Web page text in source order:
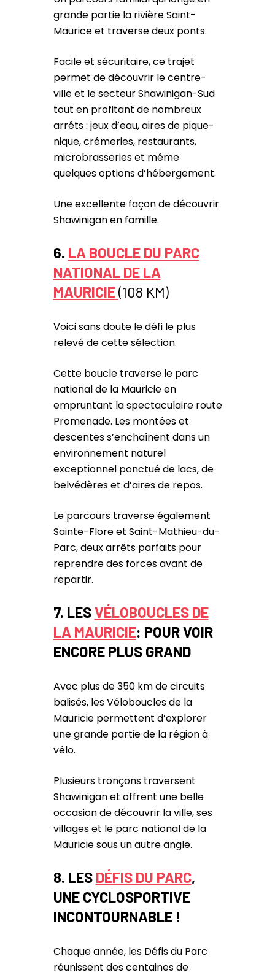
grande partie la rivière Saint-
Maurice et traverse deux ponts.
Facile et sécuritaire, ce trajet
permet de découvrir le centre-
ville et le secteur Shawinigan-Sud
tout en profitant de nombreux
arrêts : jeux d’eau, aires de pique-
nique, crémeries, restaurants,
microbrasseries et même
quelques options d’hébergement.
Une excellente façon de découvrir
Shawinigan en famille.
6. LA BOUCLE DU PARC
NATIONAL DE LA
MAURICIE(108 KM)
Voici sans doute le défi le plus
relevé de cette sélection.
Cette boucle traverse le parc
national de la Mauricie en
empruntant la spectaculaire route
Promenade. Les montées et
descentes s’enchaînent dans un
environnement naturel
exceptionnel ponctué de lacs, de
belvédères et d’aires de repos.
Le parcours traverse également
Sainte-Flore et Saint-Mathieu-du-
Parc, deux arrêts parfaits pour
reprendre des forces avant de
repartir.
7. LESVÉLOBOUCLES DE
LA MAURICIE: POUR VOIR
ENCORE PLUS GRAND
Avec plus de 350 km de circuits
balisés, les Véloboucles de la
Mauricie permettent d’explorer
une grande partie de la région à
vélo.
Plusieurs tronçons traversent
Shawinigan et offrent une belle
occasion de découvrir la ville, ses
villages et le parc national de la
Mauricie sous un autre angle.
8. LES DÉFIS DU PARC,
UNE CYCLOSPORTIVE
INCONTOURNABLE !
Chaque année, les Défis du Parc
réunissent des centaines de